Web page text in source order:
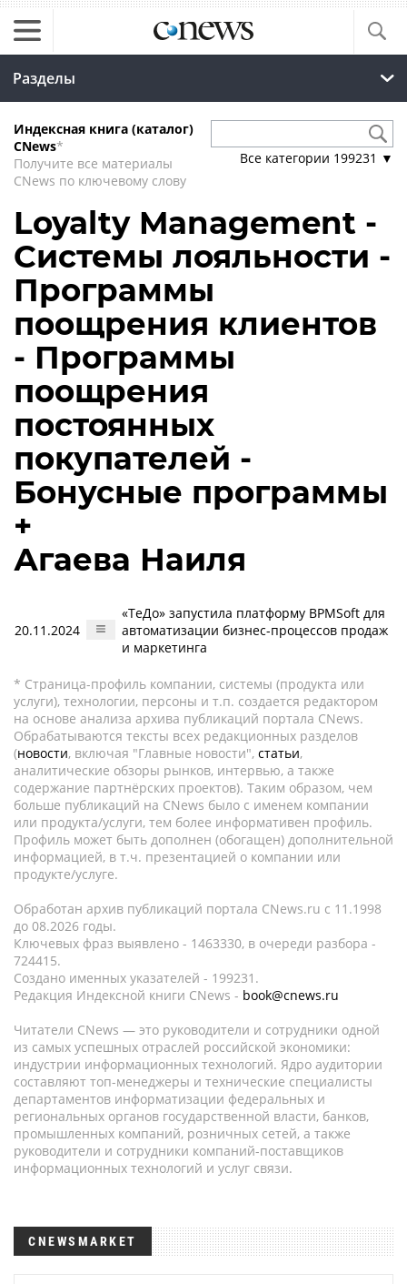
Разделы
Индексная книга (каталог)
CNews*
Получите все материалы
CNews по ключевому слову
Все категории 199231 ▼
Loyalty Management -
Системы лояльности -
Программы
поощрения клиентов
- Программы
поощрения
постоянных
покупателей -
Бонусные программы
+
Агаева Наиля
20.11.2024
«ТеДо» запустила платформу BPMSoft для
автоматизации бизнес-процессов продаж
и маркетинга
* Страница-профиль компании, системы (продукта или
услуги), технологии, персоны и т.п. создается редактором
на основе анализа архива публикаций портала CNews.
Обрабатываются тексты всех редакционных разделов
(новости, включая "Главные новости", статьи,
аналитические обзоры рынков, интервью, а также
содержание партнёрских проектов). Таким образом, чем
больше публикаций на CNews было с именем компании
или продукта/услуги, тем более информативен профиль.
Профиль может быть дополнен (обогащен) дополнительной
информацией, в т.ч. презентацией о компании или
продукте/услуге.
Обработан архив публикаций портала CNews.ru c 11.1998
до 08.2026 годы.
Ключевых фраз выявлено - 1463330, в очереди разбора -
724415.
Создано именных указателей - 199231.
Редакция Индексной книги CNews - book@cnews.ru
Читатели CNews — это руководители и сотрудники одной
из самых успешных отраслей российской экономики:
индустрии информационных технологий. Ядро аудитории
составляют топ-менеджеры и технические специалисты
департаментов информатизации федеральных и
региональных органов государственной власти, банков,
промышленных компаний, розничных сетей, а также
руководители и сотрудники компаний-поставщиков
информационных технологий и услуг связи.
CNEWSMARKET